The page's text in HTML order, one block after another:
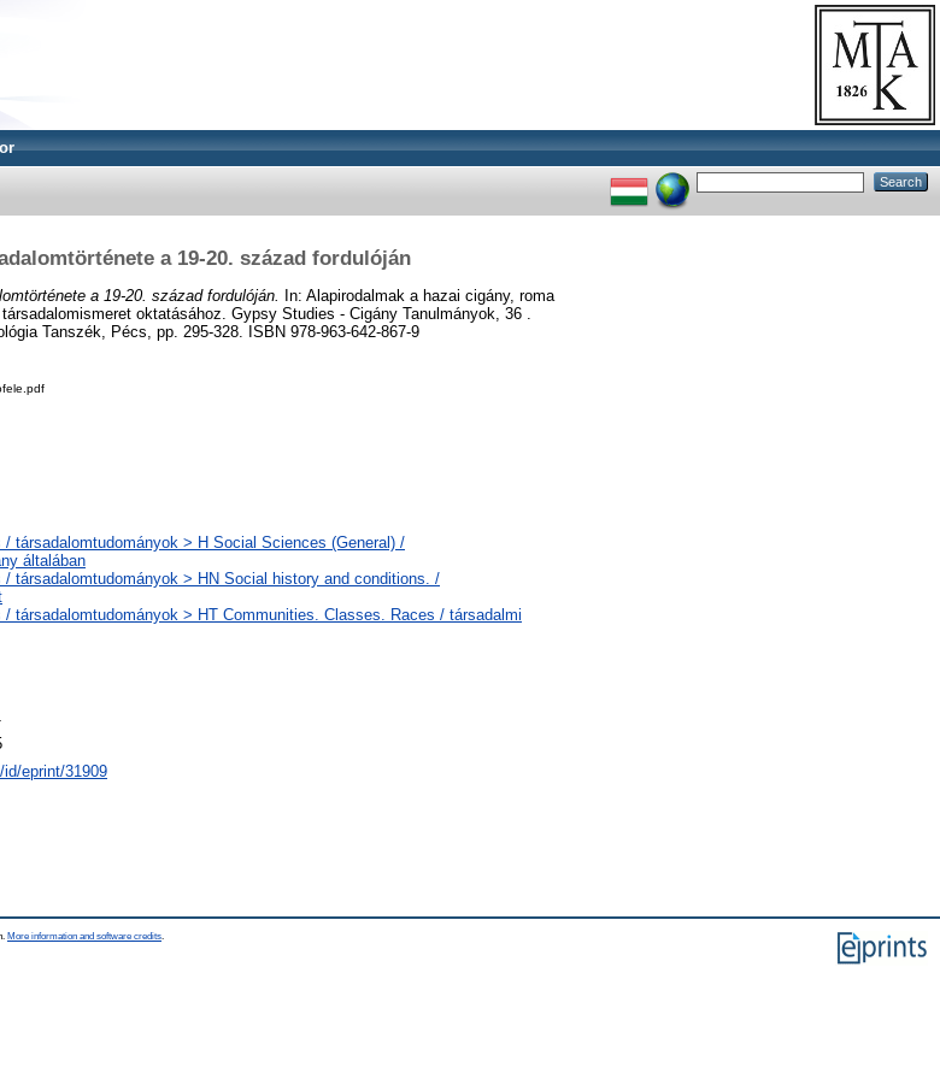
a 19-20. század fordulóján
a 19-20. század fordulóján. In: Alapirodalmak a hazai cigány, roma
oktatásához. Gypsy Studies - Cigány Tanulmányok, 36 .
Tanszék, Pécs, pp. 295-328. ISBN 978-963-642-867-9
/ társadalomtudományok > H Social Sciences (General) /
általában
/ társadalomtudományok > HN Social history and conditions. /
/ társadalomtudományok > HT Communities. Classes. Races / társadalmi
eprint/31909
More information and software credits